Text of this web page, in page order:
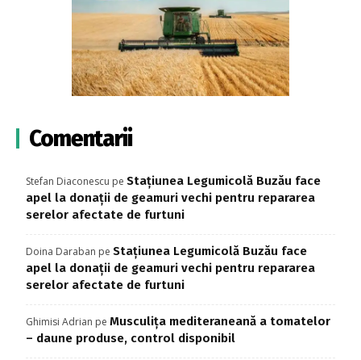
Comentarii
Stefan Diaconescu pe Stațiunea Legumicolă Buzău face
apel la donații de geamuri vechi pentru repararea
serelor afectate de furtuni
Doina Daraban pe Stațiunea Legumicolă Buzău face
apel la donații de geamuri vechi pentru repararea
serelor afectate de furtuni
Ghimisi Adrian pe Musculița mediteraneană a tomatelor
– daune produse, control disponibil